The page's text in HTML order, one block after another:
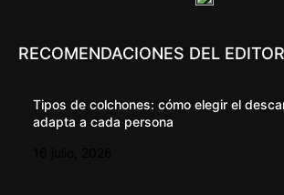
RECOMENDACIONES DEL EDITOR
Tipos de colchones: cómo elegir el
adapta a cada persona